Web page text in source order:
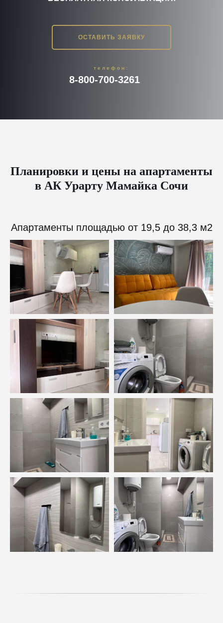
8-800-700-3261
телефон:
ОСТАВИТЬ ЗАЯВКУ
Планировки и цены на апартаменты
в АК Урарту Мамайка Сочи
Апартаменты площадью от 19,5 до 38,3 м2